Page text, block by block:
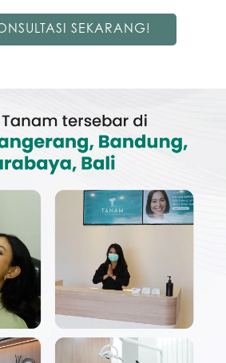
SEKARANG!